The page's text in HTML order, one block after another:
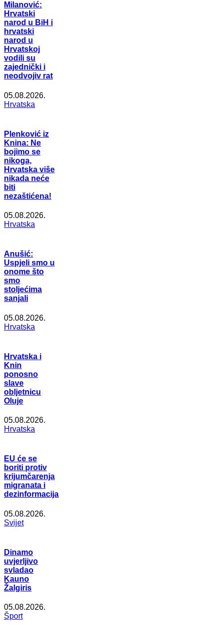
Milanović:
Hrvatski
narod u BiH i
hrvatski
narod u
Hrvatskoj
vodili su
zajednički i
neodvojiv rat
05.08.2026.
Hrvatska
Plenković iz
Knina: Ne
bojimo se
nikoga,
Hrvatska više
nikada neće
biti
nezaštićena!
05.08.2026.
Hrvatska
Anušić:
Uspjeli smo u
onome što
smo
stoljećima
sanjali
05.08.2026.
Hrvatska
Hrvatska i
Knin
ponosno
slave
obljetnicu
Oluje
05.08.2026.
Hrvatska
EU će se
boriti protiv
krijumčarenja
migranata i
dezinformacija
05.08.2026.
Svijet
Dinamo
uvjerljivo
svladao
Kauno
Žalgiris
05.08.2026.
Šport